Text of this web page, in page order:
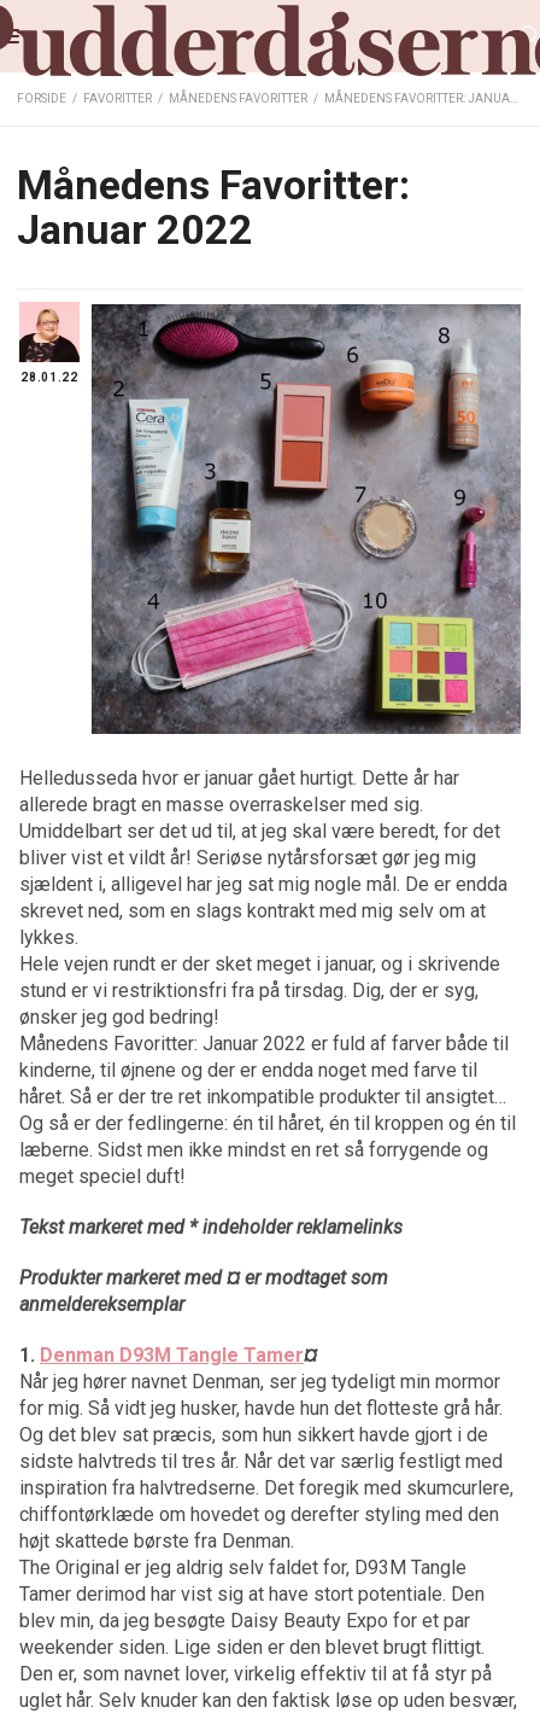
FORSIDE / FAVORITTER / MÅNEDENS FAVORITTER / MÅNEDENS FAVORITTER: JANUAR 2022
Månedens Favoritter:
Januar 2022
28.01.22
Helledusseda hvor er januar gået hurtigt. Dette år har
allerede bragt en masse overraskelser med sig.
Umiddelbart ser det ud til, at jeg skal være beredt, for det
bliver vist et vildt år! Seriøse nytårsforsæt gør jeg mig
sjældent i, alligevel har jeg sat mig nogle mål. De er endda
skrevet ned, som en slags kontrakt med mig selv om at
lykkes.
Hele vejen rundt er der sket meget i januar, og i skrivende
stund er vi restriktionsfri fra på tirsdag. Dig, der er syg,
ønsker jeg god bedring!
Månedens Favoritter: Januar 2022 er fuld af farver både til
kinderne, til øjnene og der er endda noget med farve til
håret. Så er der tre ret inkompatible produkter til ansigtet…
Og så er der fedlingerne: én til håret, én til kroppen og én til
læberne. Sidst men ikke mindst en ret så forrygende og
meget speciel duft!
Tekst markeret med * indeholder reklamelinks
Produkter markeret med ¤ er modtaget som
anmeldereksemplar
1. Denman D93M Tangle Tamer¤
Når jeg hører navnet Denman, ser jeg tydeligt min mormor
for mig. Så vidt jeg husker, havde hun det flotteste grå hår.
Og det blev sat præcis, som hun sikkert havde gjort i de
sidste halvtreds til tres år. Når det var særlig festligt med
inspiration fra halvtredserne. Det foregik med skumcurlere,
chiffontørklæde om hovedet og derefter styling med den
højt skattede børste fra Denman.
The Original er jeg aldrig selv faldet for, D93M Tangle
Tamer derimod har vist sig at have stort potentiale. Den
blev min, da jeg besøgte Daisy Beauty Expo for et par
weekender siden. Lige siden er den blevet brugt flittigt.
Den er, som navnet lover, virkelig effektiv til at få styr på
uglet hår. Selv knuder kan den faktisk løse op uden besvær,